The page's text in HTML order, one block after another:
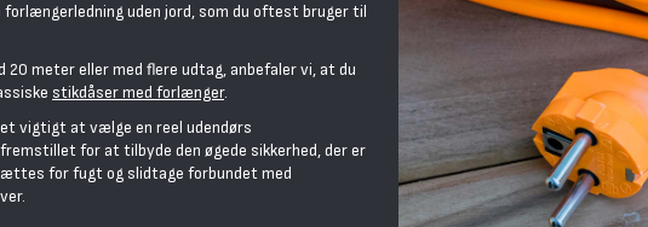
uden jord, som du oftest bruger til
20 meter eller med flere udtag, anbefaler vi, at du
stikdåser med forlænger.
vigtigt at vælge en reel udendørs
for at tilbyde den øgede sikkerhed, der er
for fugt og slidtage forbundet med